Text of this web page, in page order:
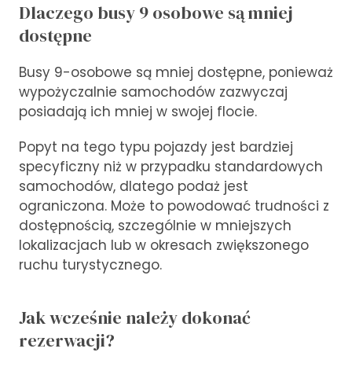
Dlaczego busy 9 osobowe są mniej
dostępne
Busy 9-osobowe są mniej dostępne, ponieważ
wypożyczalnie samochodów zazwyczaj
posiadają ich mniej w swojej flocie.
Popyt na tego typu pojazdy jest bardziej
specyficzny niż w przypadku standardowych
samochodów, dlatego podaż jest
ograniczona. Może to powodować trudności z
dostępnością, szczególnie w mniejszych
lokalizacjach lub w okresach zwiększonego
ruchu turystycznego.
Jak wcześnie należy dokonać
rezerwacji?